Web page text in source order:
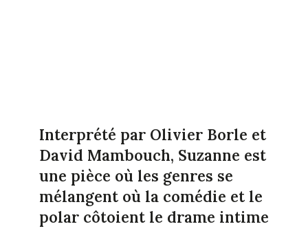
Interprété par Olivier Borle et
David Mambouch, Suzanne est
une pièce où les genres se
mélangent où la comédie et le
polar côtoient le drame intime